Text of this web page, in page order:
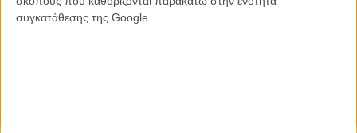
συγκατάθεσης της Google.